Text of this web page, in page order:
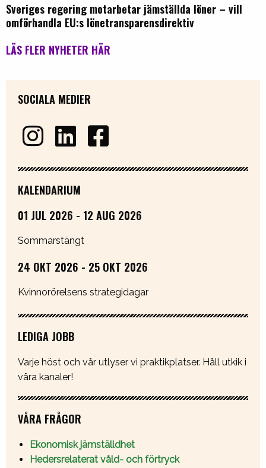
Sveriges regering motarbetar jämställda löner – vill
omförhandla EU:s lönetransparensdirektiv
LÄS FLER NYHETER HÄR
SOCIALA MEDIER
KALENDARIUM
01 JUL 2026 - 12 AUG 2026
Sommarstängt
24 OKT 2026 - 25 OKT 2026
Kvinnorörelsens strategidagar
LEDIGA JOBB
Varje höst och vår utlyser vi praktikplatser. Håll utkik i
våra kanaler!
VÅRA FRÅGOR
Ekonomisk jämställdhet
Hedersrelaterat våld- och förtryck